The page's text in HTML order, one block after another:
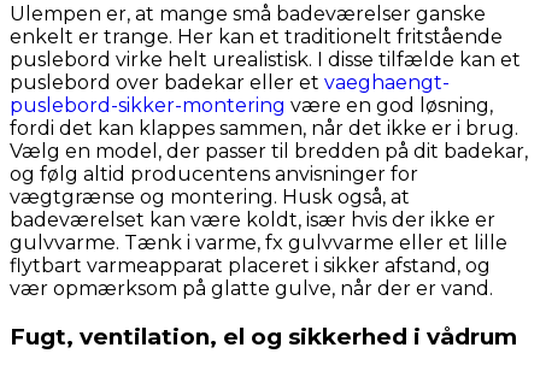
Ulempen er, at mange små badeværelser ganske
enkelt er trange. Her kan et traditionelt fritstående
puslebord virke helt urealistisk. I disse tilfælde kan et
puslebord over badekar eller et vaeghaengt-
puslebord-sikker-montering være en god løsning,
fordi det kan klappes sammen, når det ikke er i brug.
Vælg en model, der passer til bredden på dit badekar,
og følg altid producentens anvisninger for
vægtgrænse og montering. Husk også, at
badeværelset kan være koldt, især hvis der ikke er
gulvvarme. Tænk i varme, fx gulvvarme eller et lille
flytbart varmeapparat placeret i sikker afstand, og
vær opmærksom på glatte gulve, når der er vand.
Fugt, ventilation, el og sikkerhed i vådrum